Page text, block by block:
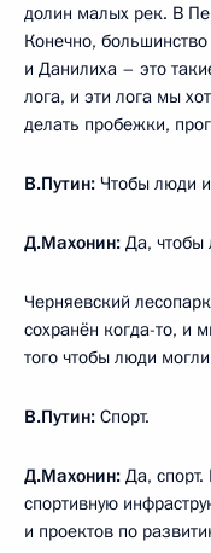
долин малых рек. В
Конечно,
и Данилиха – это
лога, и эти лога мы
делать пробежки,
В.Путин: Чтобы люди
Д.Махонин: Да, чтобы
Черняевский
сохранён когда-то, и
того чтобы люди
В.Путин: Спорт.
Д.Махонин: Да,
спортивную
и проектов по